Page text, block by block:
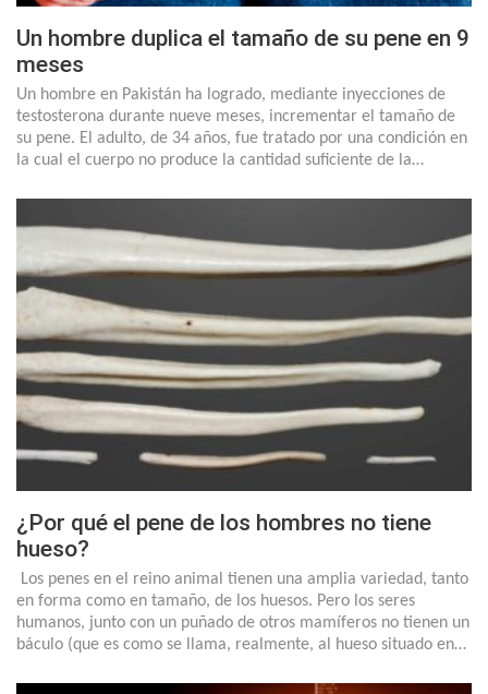
Un hombre duplica el tamaño de su pene en 9
meses
Un hombre en Pakistán ha logrado, mediante inyecciones de
testosterona durante nueve meses, incrementar el tamaño de
su pene. El adulto, de 34 años, fue tratado por una condición en
la cual el cuerpo no produce la cantidad suficiente de la…
¿Por qué el pene de los hombres no tiene
hueso?
Los penes en el reino animal tienen una amplia variedad, tanto
en forma como en tamaño, de los huesos. Pero los seres
humanos, junto con un puñado de otros mamíferos no tienen un
báculo (que es como se llama, realmente, al hueso situado en…